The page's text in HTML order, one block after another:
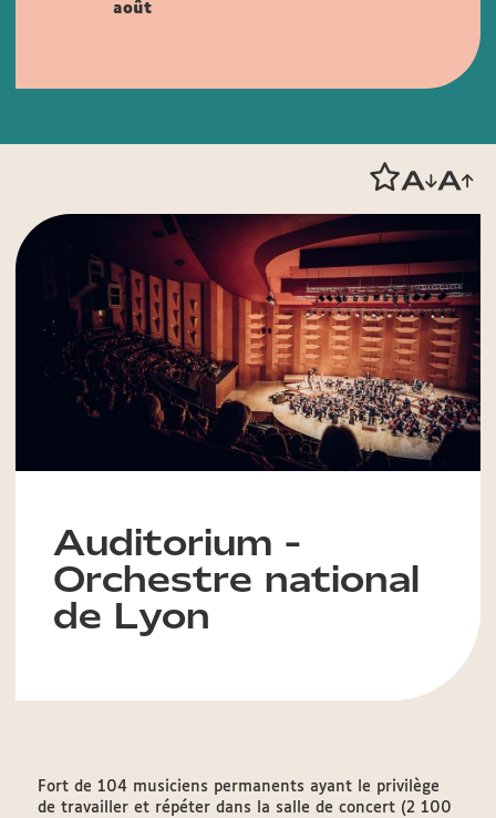
août
Auditorium -
Orchestre national
de Lyon
Fort de 104 musiciens permanents ayant le privilège
de travailler et répéter dans la salle de concert (2 100